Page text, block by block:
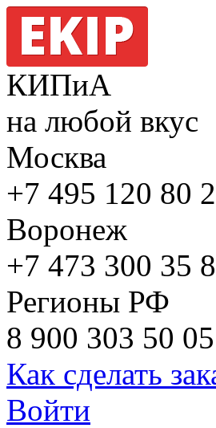
КИПиА
на любой вкус
Москва
+7 495 120 80
Воронеж
+7 473 300 35
Регионы РФ
8 900 303 50 05
Как сделать
Войти